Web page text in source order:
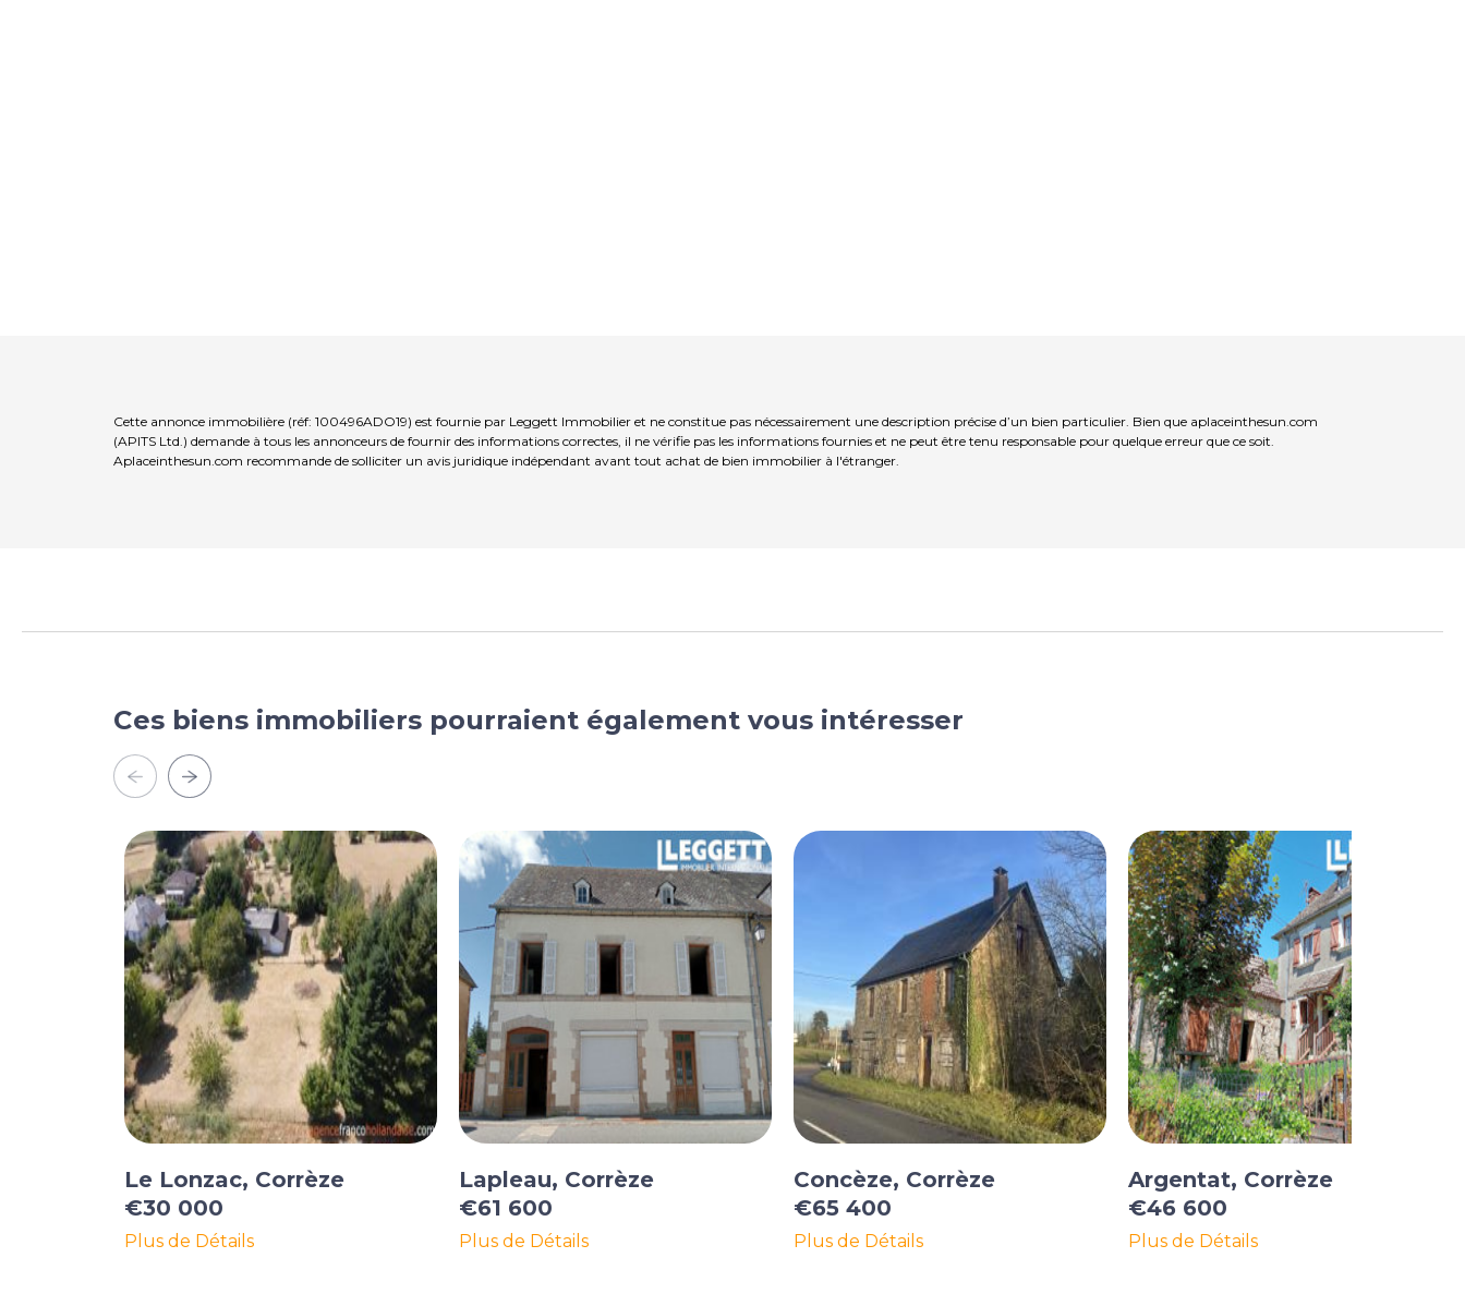
Cette annonce immobilière (réf: 100496ADO19) est fournie par Leggett Immobilier et ne constitue pas nécessairement une description précise d’un bien particulier. Bien que aplaceinthesun.com
(APITS Ltd.) demande à tous les annonceurs de fournir des informations correctes, il ne vérifie pas les informations fournies et ne peut être tenu responsable pour quelque erreur que ce soit.
Aplaceinthesun.com recommande de solliciter un avis juridique indépendant avant tout achat de bien immobilier à l'étranger.
Ces biens immobiliers pourraient également vous intéresser
Le Lonzac, Corrèze
€30 000
Plus de Détails
Lapleau, Corrèze
€61 600
Plus de Détails
Concèze, Corrèze
€65 400
Plus de Détails
Argentat, Corrèze
€46 600
Plus de Détails